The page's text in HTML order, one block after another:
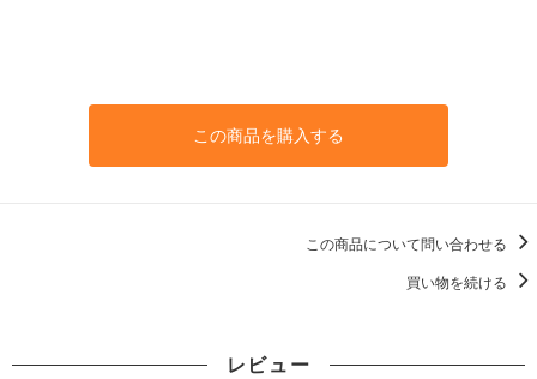
この商品を購入する
この商品について問い合わせる
買い物を続ける
レビュー